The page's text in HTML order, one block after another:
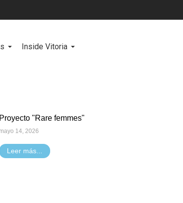
Inside Vitoria
Proyecto "Rare femmes"
mayo 14, 2026
Leer más...